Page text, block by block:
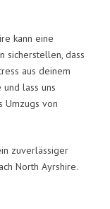
kann eine
sicherstellen, dass
aus deinem
lass uns
Umzugs von
zuverlässiger
North Ayrshire.